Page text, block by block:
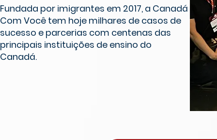
Fundada por imigrantes em 2017, a Canadá
Com Você tem hoje milhares de casos de
sucesso e parcerias com centenas das
principais instituições de ensino do
Canadá.